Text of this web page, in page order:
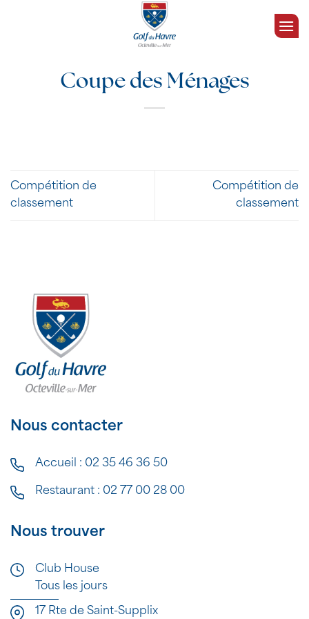
Coupe des Ménages
Compétition de
classement
Compétition de
classement
Nous contacter
Accueil : 02 35 46 36 50
Restaurant : 02 77 00 28 00
Nous trouver
Club House
Tous les jours
17 Rte de Saint-Supplix